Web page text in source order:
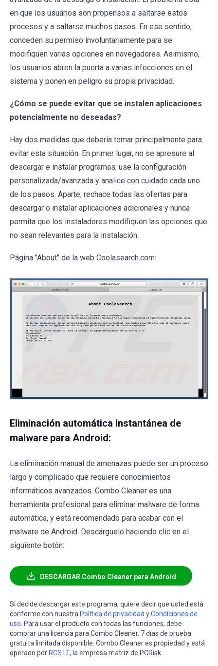
en que los usuarios son propensos a saltarse estos
procesos y a saltarse muchos pasos. En ese sentido,
conceden su permiso involuntariamente para se
modifiquen varias opciones en navegadores. Asimismo,
los usuarios abren la puerta a varias infecciones en el
sistema y ponen en peligro su propia privacidad.
¿Cómo se puede evitar que se instalen aplicaciones
potencialmente no deseadas?
Hay dos medidas que debería tomar principalmente para
evitar esta situación. En primer lugar, no se apresure al
descargar e instalar programas; use la configuración
personalizada/avanzada y analice con cuidado cada uno
de los pasos. Aparte, rechace todas las ofertas para
descargar o instalar aplicaciones adicionales y nunca
permita que los instaladores modifiquen las opciones que
no sean relevantes para la instalación.
Página "About" de la web Coolasearch.com:
Eliminación automática instantánea de
malware para Android:
La eliminación manual de amenazas puede ser un proceso
largo y complicado que requiere conocimientos
informáticos avanzados. Combo Cleaner es una
herramienta profesional para eliminar malware de forma
automática, y está recomendado para acabar con el
malware de Android. Descárguelo haciendo clic en el
siguiente botón:
DESCARGAR Combo Cleaner para Android
Si decide descargar este programa, quiere decir que usted está
conforme con nuestra Política de privacidad yCondiciones de
uso . Para usar el producto con todas las funciones, debe
comprar una licencia para Combo Cleaner. 7 días de prueba
gratuita limitada disponible. Combo Cleaner es propiedad y está
operado porRCS LT, la empresa matriz de PCRisk.